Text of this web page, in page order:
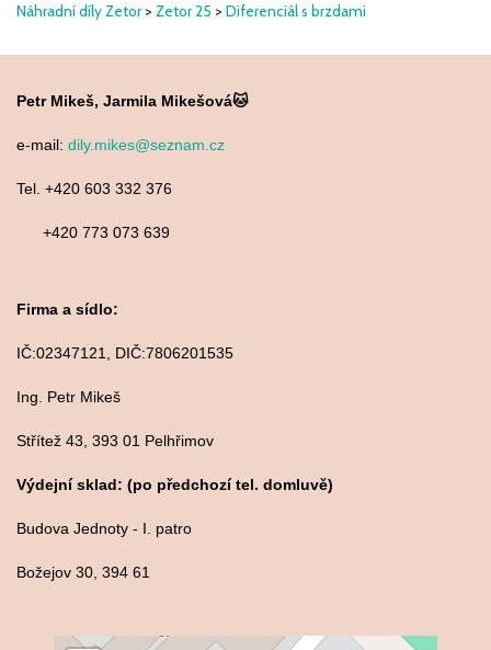
Náhradní díly Zetor> Zetor 25 > Diferenciál s brzdami
Petr Mikeš, Jarmila Mikešová🐱
e-mail: dily.mikes@seznam.cz
Tel. +420 603 332 376
+420 773 073 639
Firma a sídlo:
IČ:02347121, DIČ:7806201535
Ing. Petr Mikeš
Střítež 43, 393 01 Pelhřimov
Výdejní sklad: (po předchozí tel. domluvě)
Budova Jednoty - I. patro
Božejov 30, 394 61